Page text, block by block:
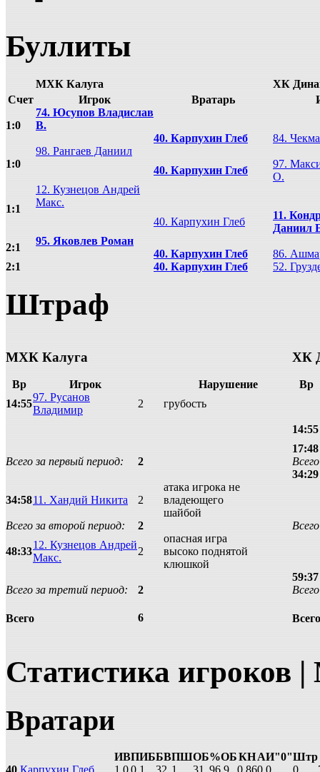
Буллиты
МХК Калуга
ХК
Счет
Игрок Вратарь
1:0
74. Юсупов Владислав
В.
40. Карпухин Глеб
84.
1:0
98. Рангаев Даниил
40. Карпухин Глеб
97.
О.
1:1
12. Кузнецов Андрей
Макс.
40. Карпухин Глеб
11.
Даниил
2:1
95. Яковлев Роман
40. Карпухин Глеб
86.
2:1
40. Карпухин Глеб 52.
Штраф
МХК Калуга ХК
Вр Игрок Нарушение
Вр
14:55
97. Русанов
Владимир
2 грубость
14:55
17:48
Всего за первый период:
2
34:29
34:5811. Хандий Никита 2
атака игрока не
владеющего
шайбой
Всего за второй период:
2
48:33
12. Кузнецов Андрей
Макс.
2
опасная игра
высоко поднятой
клюшкой
59:37
Всего за третий период:
2
Всего 6 Всего
Статистика игроков
Вратари
ИВПИББВПШОБ%ОБКНАИ"0"Штр
40 Карпухин Глеб 1 00 1 32 1 31 96.9 0.860 0 0